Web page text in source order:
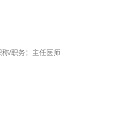
：胡以俊 职称/职务：主任医师